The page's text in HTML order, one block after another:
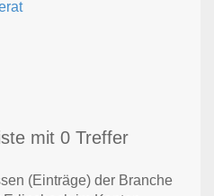
mit 0 Treffer
(Einträge) der Branche